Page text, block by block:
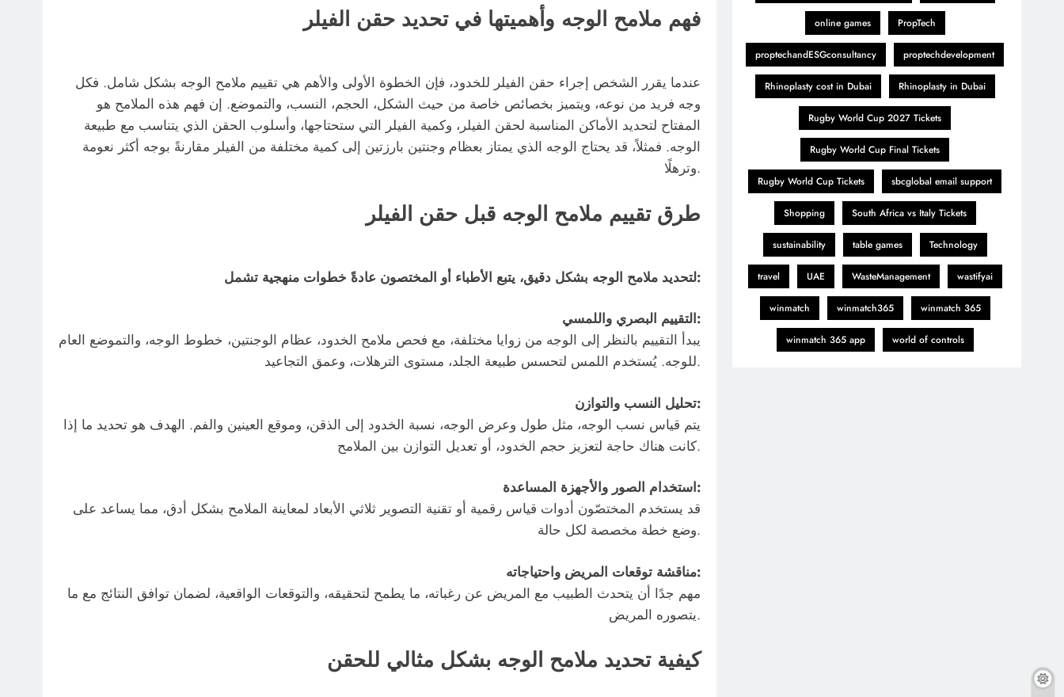
فهم ملامح الوجه وأهميتها في تحديد حقن الفيلر
عندما يقرر الشخص إجراء حقن الفيلر للخدود، فإن الخطوة الأولى والأهم هي تقييم ملامح الوجه بشكل شامل. فكل
وجه فريد من نوعه، ويتميز بخصائص خاصة من حيث الشكل، الحجم، النسب، والتموضع. إن فهم هذه الملامح هو
المفتاح لتحديد الأماكن المناسبة لحقن الفيلر، وكمية الفيلر التي ستحتاجها، وأسلوب الحقن الذي يتناسب مع طبيعة
الوجه. فمثلاً، قد يحتاج الوجه الذي يمتاز بعظام وجنتين بارزتين إلى كمية مختلفة من الفيلر مقارنةً بوجه أكثر نعومة
وترهلًا.
طرق تقييم ملامح الوجه قبل حقن الفيلر
لتحديد ملامح الوجه بشكل دقيق، يتبع الأطباء أو المختصون عادةً خطوات منهجية تشمل:
التقييم البصري واللمسي:
يبدأ التقييم بالنظر إلى الوجه من زوايا مختلفة، مع فحص ملامح الخدود، عظام الوجنتين، خطوط الوجه، والتموضع العام
للوجه. يُستخدم اللمس لتحسس طبيعة الجلد، مستوى الترهلات، وعمق التجاعيد.
تحليل النسب والتوازن:
يتم قياس نسب الوجه، مثل طول وعرض الوجه، نسبة الخدود إلى الذقن، وموقع العينين والفم. الهدف هو تحديد ما إذا
كانت هناك حاجة لتعزيز حجم الخدود، أو تعديل التوازن بين الملامح.
استخدام الصور والأجهزة المساعدة:
قد يستخدم المختصّون أدوات قياس رقمية أو تقنية التصوير ثلاثي الأبعاد لمعاينة الملامح بشكل أدق، مما يساعد على
وضع خطة مخصصة لكل حالة.
مناقشة توقعات المريض واحتياجاته:
مهم جدًا أن يتحدث الطبيب مع المريض عن رغباته، ما يطمح لتحقيقه، والتوقعات الواقعية، لضمان توافق النتائج مع ما
يتصوره المريض.
كيفية تحديد ملامح الوجه بشكل مثالي للحقن
online games PropTech
proptechandESGconsultancy proptechdevelopment
Rhinoplasty cost in Dubai Rhinoplasty in Dubai
Rugby World Cup 2027 Tickets
Rugby World Cup Final Tickets
Rugby World Cup Tickets sbcglobal email support
Shopping South Africa vs Italy Tickets
sustainability table games Technology
travel UAE WasteManagement wastifyai
winmatch winmatch365 winmatch 365
winmatch 365 app world of controls